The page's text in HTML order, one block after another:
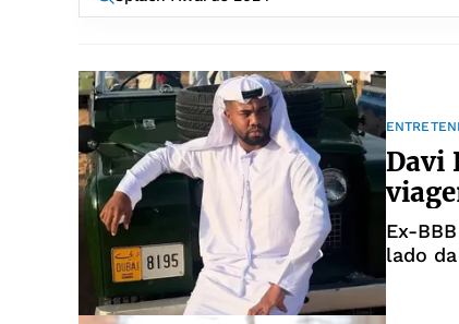
Davi
Ex-
lado